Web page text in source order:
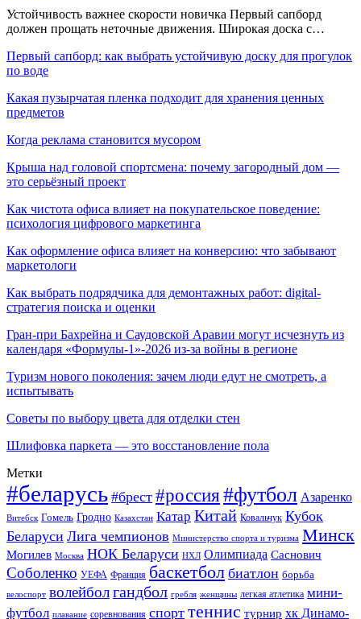
Устойчивость важнее скорости новичка Первый сапборд
должен прощать неточные движения. Широкая доска с…
Первый сапборд: как выбрать устойчивую доску для прогулок
по воде
Какая пузырчатая пленка подходит для хранения ценных
предметов
Когда реклама становится мусором
Крыша над головой спортсмена: почему загородный дом —
это серьёзный проект
Как чистота офиса влияет на покупательское поведение:
психология цифрового маркетинга
Как оформление офиса влияет на конверсию: что забывают
маркетологи
Как выбрать подрядчика для демонтажных работ: digital-
стратегия поиска и оценки
Гран-при Бахрейна и Саудовской Аравии могут исчезнуть из
календаря «Формулы-1»-2026 из-за войны в регионе
Туризм нового поколения: зачем люди едут не смотреть, а
испытывать
Советы по выбору цвета для отделки стен
Шлифовка паркета — это восстановление пола
Метки
#беларусь #брест #россия#футбол Азаренко
Витебск Гомель Гродно Казахстан Катар Китай Ковальчук Кубок
Беларуси Лига чемпионов Министерство спорта и туризма Минск
Могилев Москва НОК Беларуси НХЛ Олимпиада Саснович
Соболенко УЕФА Франция баскетбол биатлон борьба
велоспорт волейболгандбол гребля женщины легкая атлетика мини-
футбол плавание соревнования спорт теннис турнир хк Динамо-